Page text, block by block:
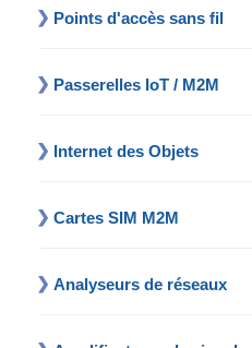
Points d'accès sans fil
Passerelles IoT / M2M
Internet des Objets
Cartes SIM M2M
Analyseurs de réseaux